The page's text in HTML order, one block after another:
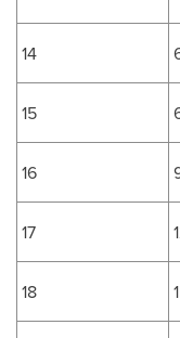
14
15
16
17
18